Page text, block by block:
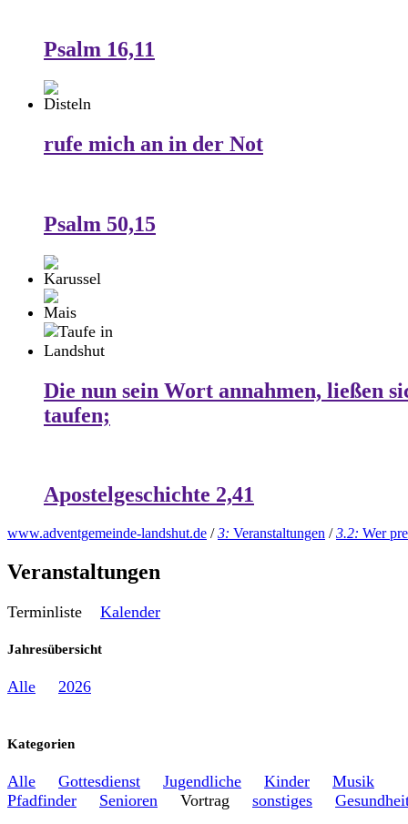
Psalm 16,11
rufe mich an in der Not
Psalm 50,15
Die nun sein Wort annahmen, ließen
taufen;
Apostelgeschichte 2,41
www.adventgemeinde-landshut.de /3: Veranstaltungen /3.2: Wer
Veranstaltungen
Terminliste Kalender
Jahresübersicht
Alle 2026
Kategorien
Alle Gottesdienst Jugendliche Kinder
Musik
Pfadfinder
Senioren Vortrag sonstiges